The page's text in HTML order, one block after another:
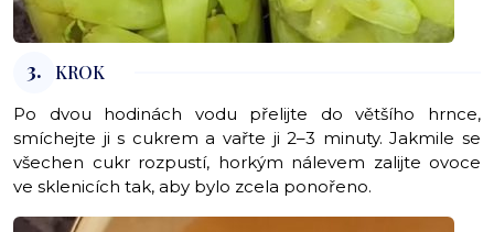
3. KROK
Po dvou hodinách vodu přelijte do většího hrnce,
smíchejte ji s cukrem a vařte ji 2–3 minuty. Jakmile se
všechen cukr rozpustí, horkým nálevem zalijte ovoce
ve sklenicích tak, aby bylo zcela ponořeno.